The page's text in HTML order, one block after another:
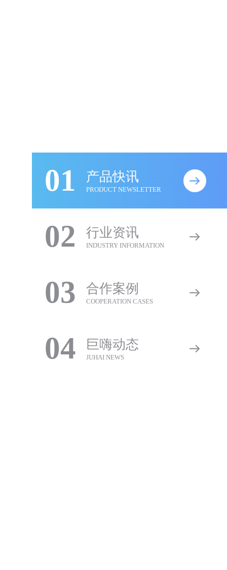
01 产品快讯
PRODUCT NEWSLETTER
02 行业资讯
INDUSTRY INFORMATION
03 合作案例
COOPERATION CASES
04 巨嗨动态
JUHAI NEWS